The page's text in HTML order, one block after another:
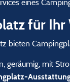
eines
für
bieten
geräumig, mit